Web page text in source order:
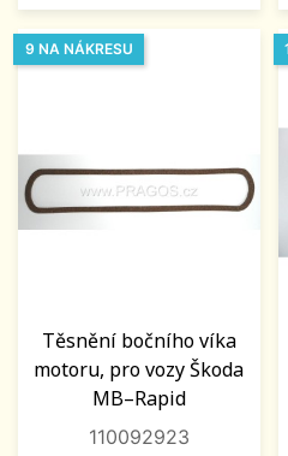
Těsnění bočního víka
motoru, pro vozy Škoda
MB–Rapid
110092923
9 NA NÁKRESU